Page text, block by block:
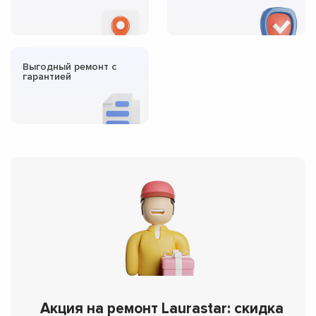
Выгодный ремонт с
гарантией
Акция на ремонт Laurastar: скидка